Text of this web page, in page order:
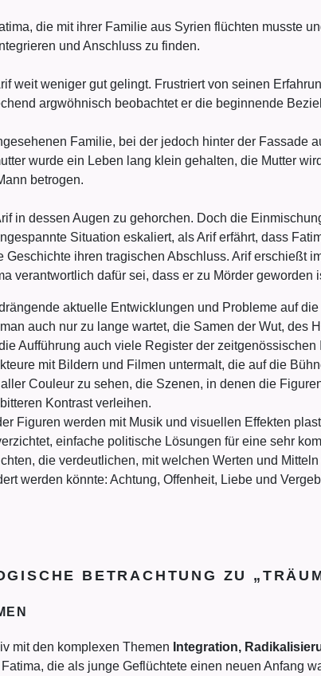
die mit ihrer Familie aus Syrien flüchten musste
und Anschluss zu finden.
weit weniger gut gelingt. Frustriert von seinen
argwöhnisch beobachtet er die beginnende
Familie, bei der jedoch hinter der
wurde ein Leben lang klein gehalten, die Mutter
betrogen.
in dessen Augen zu gehorchen. Doch die
Situation eskaliert, als Arif erfährt, dass
Geschichte ihren tragischen Abschluss. Arif erschießt
verantwortlich dafür sei, dass er zu Mörder geworden
aktuelle Entwicklungen und Probleme auf
auch nur zu lange wartet, die Samen der Wut, des
Aufführung auch viele Register der zeitgenössischen
mit Bildern und Filmen untermalt, die auf die
Couleur zu sehen, die Szenen, in denen die
Kontrast verleihen.
Figuren werden mit Musik und visuellen Effekten
einfache politische Lösungen für eine sehr
die verdeutlichen, mit welchen Werten und
werden könnte: Achtung, Offenheit, Liebe und
BETRACHTUNG ZU
mit den komplexen Themen Integration,
die als junge Geflüchtete einen neuen Anfang